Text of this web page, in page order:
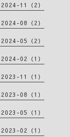
2024-11（2）
2024-08（2）
2024-05（2）
2024-02（1）
2023-11（1）
2023-08（1）
2023-05（1）
2023-02（1）